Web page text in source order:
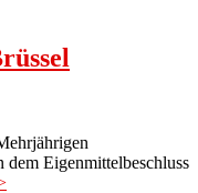
Eigenmittelbeschluss